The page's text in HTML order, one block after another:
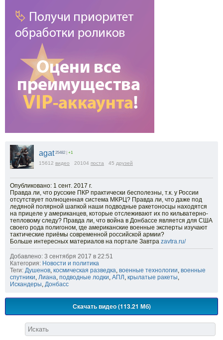
agat 25482 +1
15612 видео 20104 поста 45 друзей
Опубликовано: 1 сент. 2017 г.
Правда ли, что русские ПКР практически бесполезны, т.к. у России
отсутствует полноценная система МКРЦ? Правда ли, что даже под
ледяной полярной шапкой наши подводные ракетоносцы находятся
на прицеле у американцев, которые отслеживают их по кильватерно-
тепловому следу? Правда ли, что война в Донбассе является для США
своего рода полигоном, где американские военные эксперты изучают
тактические приёмы современной российской армии?
Больше интересных материалов на портале Завтра zavtra.ru/
Добавлено: 3 сентября 2017 в 22:51
Категория: Новости и политика
Теги: Душенов, космическая разведка, военные технологии, военные
спутники, Лиана, подводные лодки, АПЛ , крылатые ракеты,
Искандеры, Донбасс
Скачать видео (113.21 Мб)